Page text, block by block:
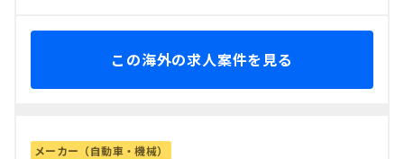
この海外の求人案件を見る
メーカー（自動車・機械）